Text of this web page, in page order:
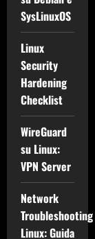
SysLinuxOS
Linux
Security
Hardening
Checklist
WireGuard
su Linux:
VPN Server
Network
Troubleshooting
Linux: Guida